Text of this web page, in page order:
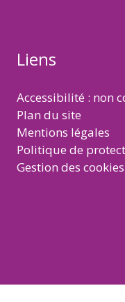
Liens
Accessibilité : non
Plan du site
Mentions légales
Politique de
Gestion des cookies